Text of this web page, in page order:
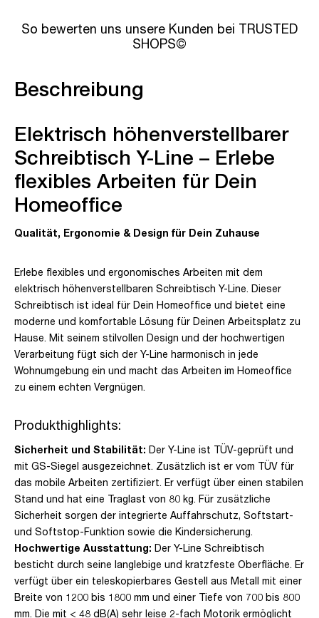
So bewerten uns unsere Kunden bei TRUSTED
SHOPS©
Beschreibung
Elektrisch höhenverstellbarer
Schreibtisch Y-Line – Erlebe
flexibles Arbeiten für Dein
Homeoffice
Qualität, Ergonomie & Design für Dein Zuhause
Erlebe flexibles und ergonomisches Arbeiten mit dem
elektrisch höhenverstellbaren Schreibtisch Y-Line. Dieser
Schreibtisch ist ideal für Dein Homeoffice und bietet eine
moderne und komfortable Lösung für Deinen Arbeitsplatz zu
Hause. Mit seinem stilvollen Design und der hochwertigen
Verarbeitung fügt sich der Y-Line harmonisch in jede
Wohnumgebung ein und macht das Arbeiten im Homeoffice
zu einem echten Vergnügen.
Produkthighlights:
Sicherheit und Stabilität: Der Y-Line ist TÜV-geprüft und
mit GS-Siegel ausgezeichnet. Zusätzlich ist er vom TÜV für
das mobile Arbeiten zertifiziert. Er verfügt über einen stabilen
Stand und hat eine Traglast von 80 kg. Für zusätzliche
Sicherheit sorgen der integrierte Auffahrschutz, Softstart-
und Softstop-Funktion sowie die Kindersicherung.
Hochwertige Ausstattung: Der Y-Line Schreibtisch
besticht durch seine langlebige und kratzfeste Oberfläche. Er
verfügt über ein teleskopierbares Gestell aus Metall mit einer
Breite von 1200 bis 1800 mm und einer Tiefe von 700 bis 800
mm. Die mit < 48 dB(A) sehr leise 2-fach Motorik ermöglicht